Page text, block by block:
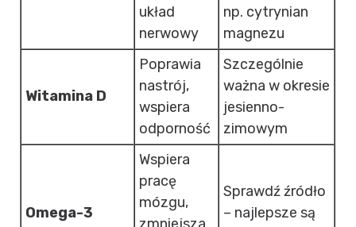
układ
nerwowy
np. cytrynian
magnezu
Witamina D
Poprawia
nastrój,
wspiera
odporność
Szczególnie
ważna w okresie
jesienno-
zimowym
Omega-3
Wspiera
pracę
mózgu,
Sprawdź źródło
– najlepsze są